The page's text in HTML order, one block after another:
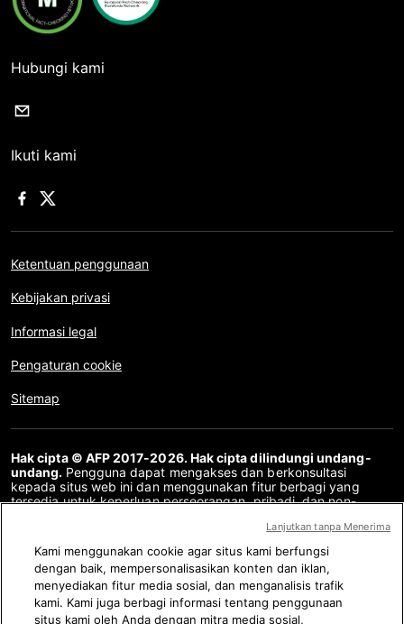
Hubungi kami
Ikuti kami
Ketentuan penggunaan
Kebijakan privasi
Informasi legal
Pengaturan cookie
Sitemap
Hak cipta © AFP 2017-2026. Hak cipta dilindungi undang-
undang. Pengguna dapat mengakses dan berkonsultasi
kepada situs web ini dan menggunakan fitur berbagi yang
tersedia untuk keperluan perseorangan, pribadi, dan non-
komunikasi kepada publik atau pendistribusian konten situs
web ini, secara keseluruhan atau sebagian, untuk tujuan lain
dan/atau dengan cara lain, tanpa perjanjian lisensi khusus yang
ditandatangani dengan AFP, adalah dilarang keras. Subjek
yang digambarkan atau dimasukkan melalui tautan dalam
konten Periksa Fakta disediakan sejauh yang diperlukan untuk
pemahaman yang benar tentang verifikasi informasi yang
Kami menggunakan cookie agar situs kami berfungsi
dengan baik, mempersonalisasikan konten dan iklan,
menyediakan fitur media sosial, dan menganalisis trafik
kami. Kami juga berbagi informasi tentang penggunaan
situs kami oleh Anda dengan mitra media sosial,
Lanjutkan tanpa Menerima